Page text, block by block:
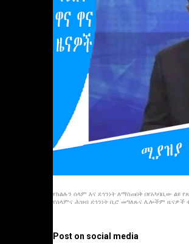
የክልሉን ሰላም እና ደኅንነት ለማስጠበቅ በየአካባቢው
የሰላምና ሕዝብ ደኅንነት ቢሮ መግለጹና ሌሎችም ዜናዎች
Post on social media